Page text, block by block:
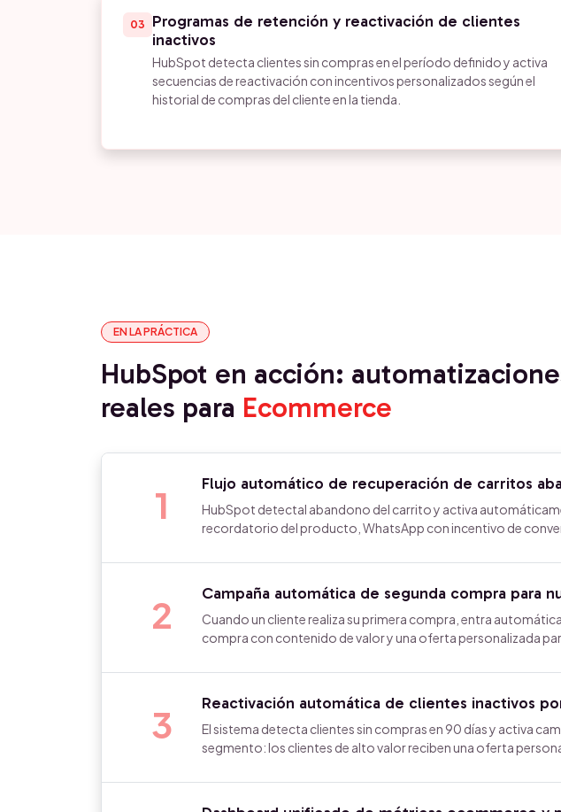
03
Programas de retención y reactivación de clientes
inactivos
HubSpot detecta clientes sin compras en el período definido y activa
secuencias de reactivación con incentivos personalizados según el
historial de compras del cliente en la tienda.
EN LA PRÁCTICA
HubSpot en acción:
reales para Ecommerce
1 Flujo automático de recuperación de carritos
HubSpot detectal abandono del carrito y activa
recordatorio del producto, WhatsApp con incentivo de
2 Campaña automática de segunda compra para
Cuando un cliente realiza su primera compra, entra
compra con contenido de valor y una oferta personalizada
3 Reactivación automática de clientes inactivos
El sistema detecta clientes sin compras en 90 días y activa
segmento: los clientes de alto valor reciben una oferta